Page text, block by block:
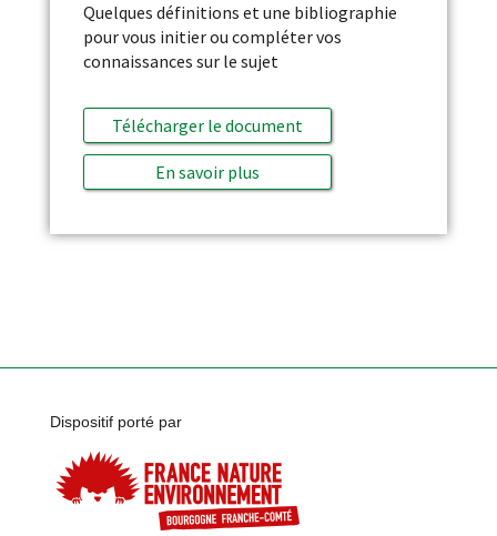
Quelques définitions et une bibliographie
pour vous initier ou compléter vos
connaissances sur le sujet
Télécharger le document
En savoir plus
Dispositif porté par